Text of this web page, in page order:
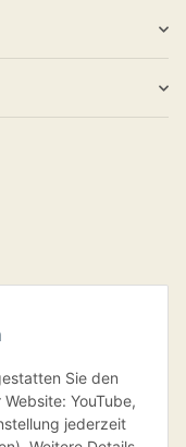
Sie den
YouTube,
jederzeit